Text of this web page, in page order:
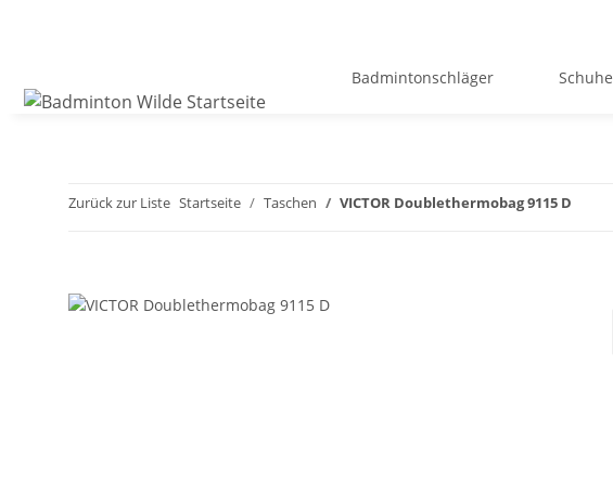
Badmintonschläger Schuhe
Zurück zur Liste Startseite Taschen VICTOR Doublethermobag 9115 D